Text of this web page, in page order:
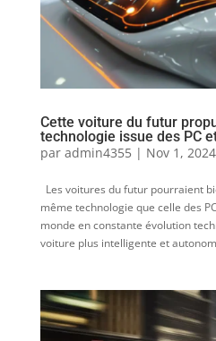
Cette voiture du futur
technologie issue des PC
par admin4355| Nov 1, 2024
Les voitures du futur pourraient
même technologie que celle des
monde en constante évolution
voiture plus intelligente et